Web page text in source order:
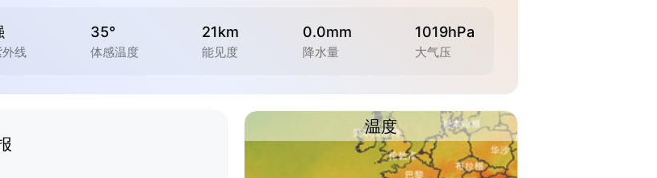
线
35°
体感温度
21km
能见度
0.0mm
降水量
1019hPa
大气压
温度